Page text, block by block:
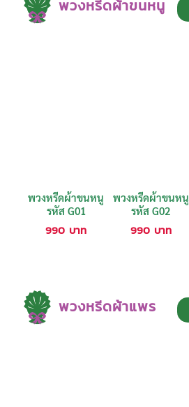
พวงหรีดผ้าขนหนู
พวงหรีดผ้าขนหนู
รหัส G01
990 บาท
พวงหรีดผ้าขนหนู
รหัส G02
990 บาท
พวงหรีดผ้าแพร